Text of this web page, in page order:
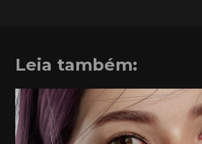
Leia também: